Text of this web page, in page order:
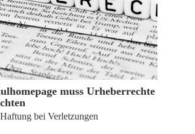
26. März 2018
muss Urheberrechte
bei Verletzungen